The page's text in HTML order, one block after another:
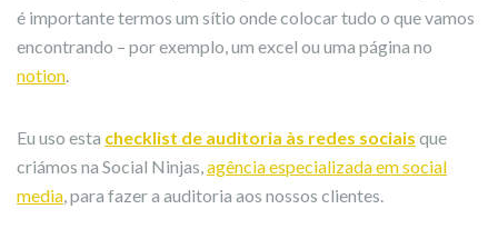
é importante termos um sítio onde colocar tudo o que vamos
encontrando – por exemplo, um excel ou uma página no
notion.
Eu uso esta checklist de auditoria às redes sociais que
criámos na Social Ninjas,agência especializada em social
media, para fazer a auditoria aos nossos clientes.